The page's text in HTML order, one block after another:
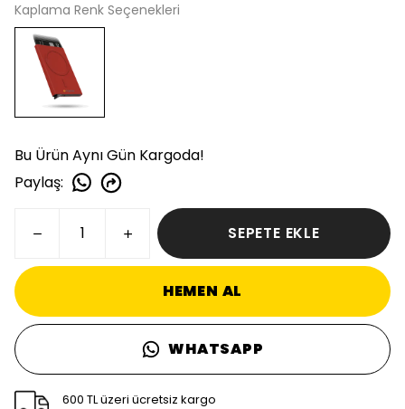
Kaplama Renk Seçenekleri
Bu Ürün Aynı Gün Kargoda!
Paylaş:
SEPETE EKLE
HEMEN AL
WHATSAPP
600 TL üzeri ücretsiz kargo